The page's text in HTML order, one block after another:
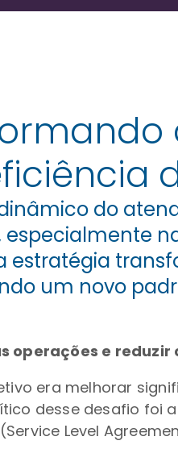
do
especialmente
estratégia
um novo
operações e reduzir
era melhorar
desse desafio foi
Level